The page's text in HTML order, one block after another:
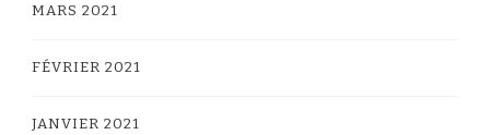
MARS 2021
FÉVRIER 2021
JANVIER 2021